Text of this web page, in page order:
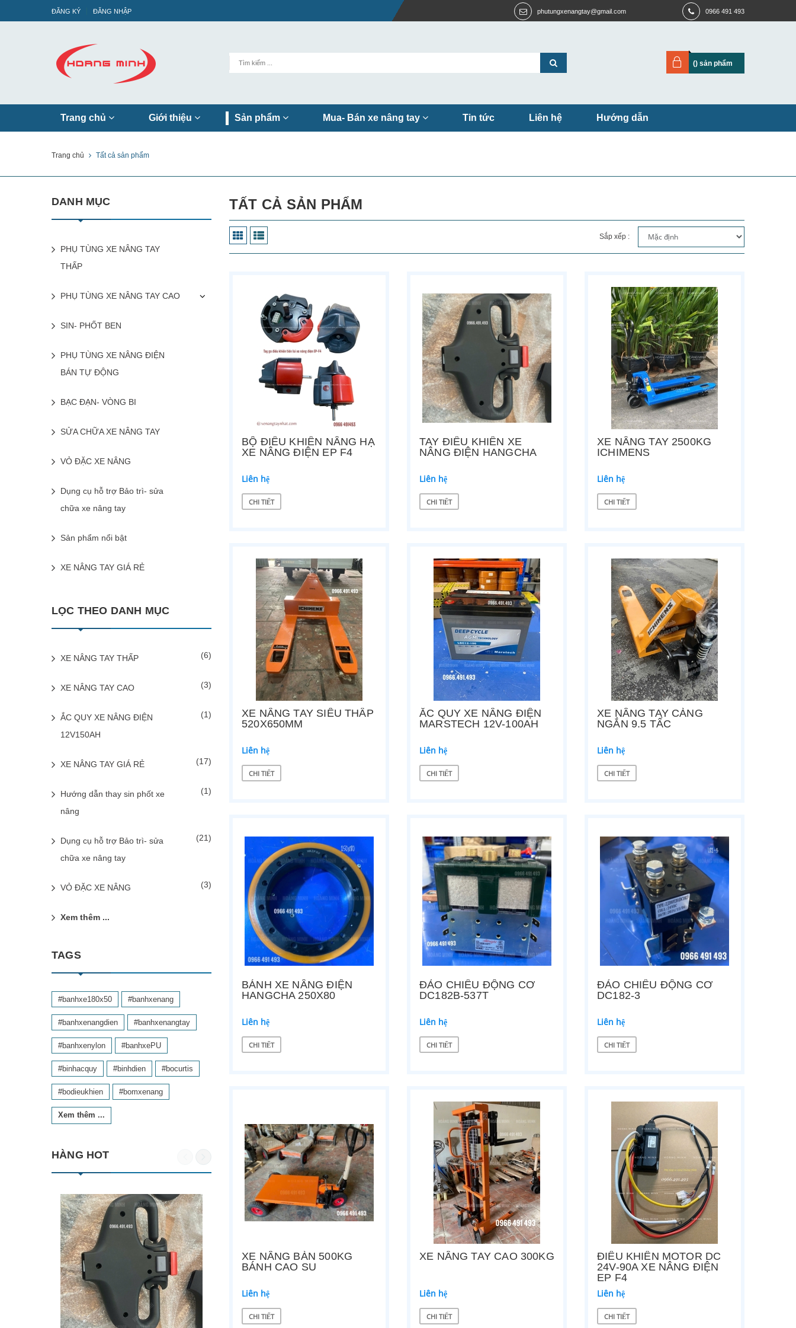
ĐĂNG KÝ ĐĂNG NHẬP phutungxenangtay@gmail.com 0966 491 493
() sản phẩm
Trang chủ Giới thiệu Sản phẩm Mua- Bán xe nâng tay Tin tức Liên hệ Hướng dẫn
Trang chủ Tất cả sản phẩm
TẤT CẢ SẢN PHẨM
Sắp xếp :
BỘ ĐIỀU KHIỂN NÂNG HẠ
XE NÂNG ĐIỆN EP F4
Liên hệ
CHI TIẾT
TAY ĐIỀU KHIỂN XE
NÂNG ĐIỆN HANGCHA
Liên hệ
CHI TIẾT
XE NÂNG TAY 2500KG
ICHIMENS
Liên hệ
CHI TIẾT
XE NÂNG TAY SIÊU THẤP
520X650MM
Liên hệ
CHI TIẾT
ẮC QUY XE NÂNG ĐIỆN
MARSTECH 12V-100AH
Liên hệ
CHI TIẾT
XE NÂNG TAY CÀNG
NGẮN 9.5 TẤC
Liên hệ
CHI TIẾT
BÁNH XE NÂNG ĐIỆN
HANGCHA 250X80
Liên hệ
CHI TIẾT
ĐẢO CHIỀU ĐỘNG CƠ
DC182B-537T
Liên hệ
CHI TIẾT
ĐẢO CHIỀU ĐỘNG CƠ
DC182-3
Liên hệ
CHI TIẾT
XE NÂNG BÀN 500KG
BÁNH CAO SU
Liên hệ
CHI TIẾT
XE NÂNG TAY CAO 300KG
Liên hệ
CHI TIẾT
ĐIỀU KHIỂN MOTOR DC
24V-90A XE NÂNG ĐIỆN
EP F4
Liên hệ
CHI TIẾT
DANH MỤC
PHỤ TÙNG XE NÂNG TAY
THẤP
PHỤ TÙNG XE NÂNG TAY CAO
SIN- PHỐT BEN
PHỤ TÙNG XE NÂNG ĐIỆN
BÁN TỰ ĐỘNG
BẠC ĐẠN- VÒNG BI
SỬA CHỮA XE NÂNG TAY
VỎ ĐẶC XE NÂNG
Dụng cụ hỗ trợ Bảo trì- sửa
chữa xe nâng tay
Sản phẩm nổi bật
XE NÂNG TAY GIÁ RẺ
LỌC THEO DANH MỤC
XE NÂNG TAY THẤP (6)
XE NÂNG TAY CAO (3)
ẮC QUY XE NÂNG ĐIỆN
12V150AH
(1)
XE NÂNG TAY GIÁ RẺ (17)
Hướng dẫn thay sin phốt xe
nâng
(1)
Dụng cụ hỗ trợ Bảo trì- sửa
chữa xe nâng tay
(21)
VỎ ĐẶC XE NÂNG (3)
Xem thêm ...
TAGS
#banhxe180x50 #banhxenang
#banhxenangdien #banhxenangtay
#banhxenylon #banhxePU
#binhacquy #binhdien #bocurtis
#bodieukhien #bomxenang
Xem thêm ...
HÀNG HOT